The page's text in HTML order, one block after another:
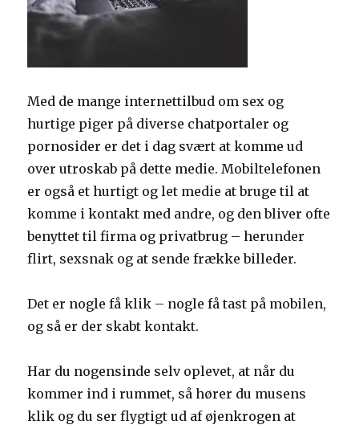
Med de mange internettilbud om sex og
hurtige piger på diverse chatportaler og
pornosider er det i dag svært at komme ud
over utroskab på dette medie. Mobiltelefonen
er også et hurtigt og let medie at bruge til at
komme i kontakt med andre, og den bliver ofte
benyttet til firma og privatbrug – herunder
flirt, sexsnak og at sende frække billeder.
Det er nogle få klik – nogle få tast på mobilen,
og så er der skabt kontakt.
Har du nogensinde selv oplevet, at når du
kommer ind i rummet, så hører du musens
klik og du ser flygtigt ud af øjenkrogen at